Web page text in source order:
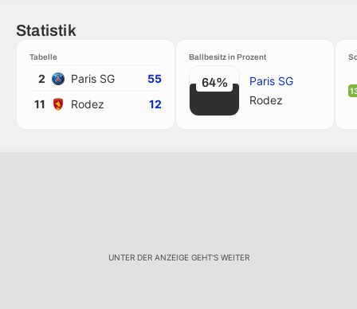
Statistik
Tabelle
2 Paris SG
55
11
Rodez 12
Ballbesitz in Prozent
64%
Paris SG
Rodez
UNTER DER ANZEIGE GEHT'S WEITER